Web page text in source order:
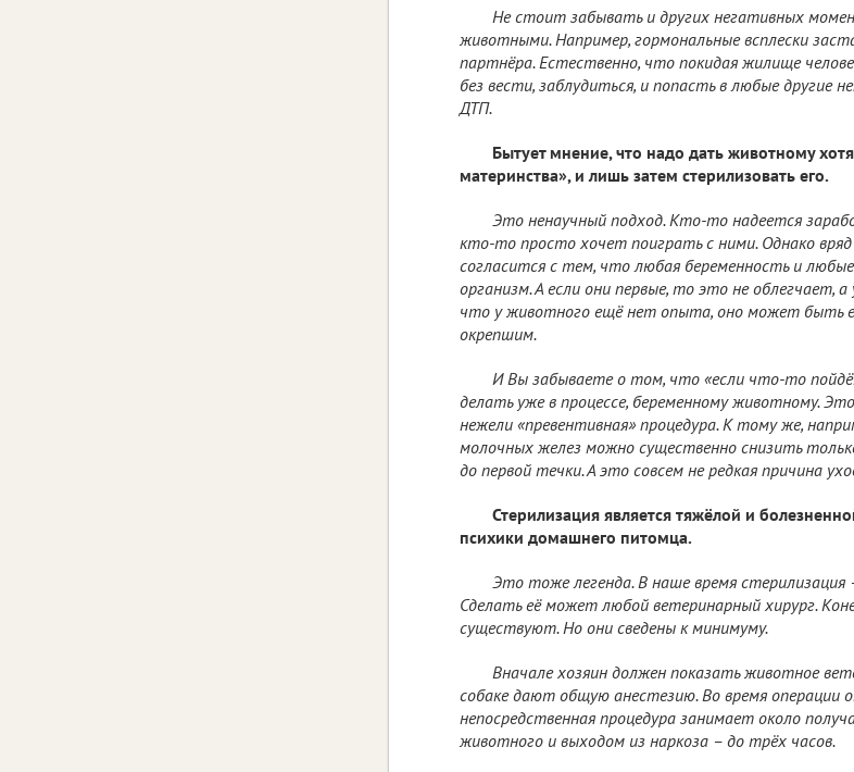
Не стоит забывать и других негативных
животными. Например, гормональные всплески
партнёра. Естественно, что покидая жилище
без вести, заблудиться, и попасть в любые другие
ДТП.
Бытует мнение, что надо дать животному
материнства», и лишь затем стерилизовать его.
Это ненаучный подход. Кто-то надеется
кто-то просто хочет поиграть с ними. Однако
согласится с тем, что любая беременность и
организм. А если они первые, то это не облегчает,
что у животного ещё нет опыта, оно может быть
окрепшим.
И Вы забываете о том, что «если что-то
делать уже в процессе, беременному животному.
нежели «превентивная» процедура. К тому же,
молочных желез можно существенно снизить
до первой течки. А это совсем не редкая причина
Стерилизация является тяжёлой и
психики домашнего питомца.
Это тоже легенда. В наше время
Сделать её может любой ветеринарный хирург.
существуют. Но они сведены к минимуму.
Вначале хозяин должен показать животное
собаке дают общую анестезию. Во время операции
непосредственная процедура занимает около
животного и выходом из наркоза – до трёх часов.